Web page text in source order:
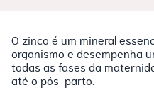
O zinco é um mineral
organismo e desempenha
todas as fases da
até o pós-parto.